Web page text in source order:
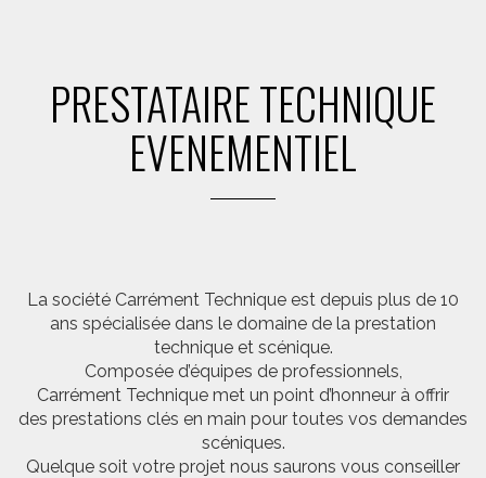
PRESTATAIRE TECHNIQUE
EVENEMENTIEL
La société Carrément Technique est depuis plus de 10
ans spécialisée dans le domaine de la prestation
technique et scénique.
Composée d’équipes de professionnels,
Carrément Technique met un point d’honneur à offrir
des prestations clés en main pour toutes vos demandes
scéniques.
Quelque soit votre projet nous saurons vous conseiller